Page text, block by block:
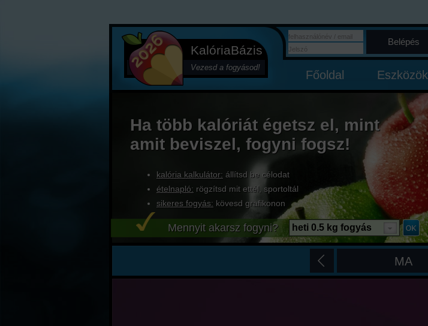
KalóriaBázis
Vezesd a fogyásod!
Belépés
Főoldal Eszközök
Ha több kalóriát égetsz el, mint
amit beviszel, fogyni fogsz!
kalória kalkulátor: állítsd be célodat
ételnapló: rögzítsd mit ettél, sportoltál
sikeres fogyás: kövesd grafikonon
Mennyit akarsz fogyni? heti 0.5 kg fogyás
MA